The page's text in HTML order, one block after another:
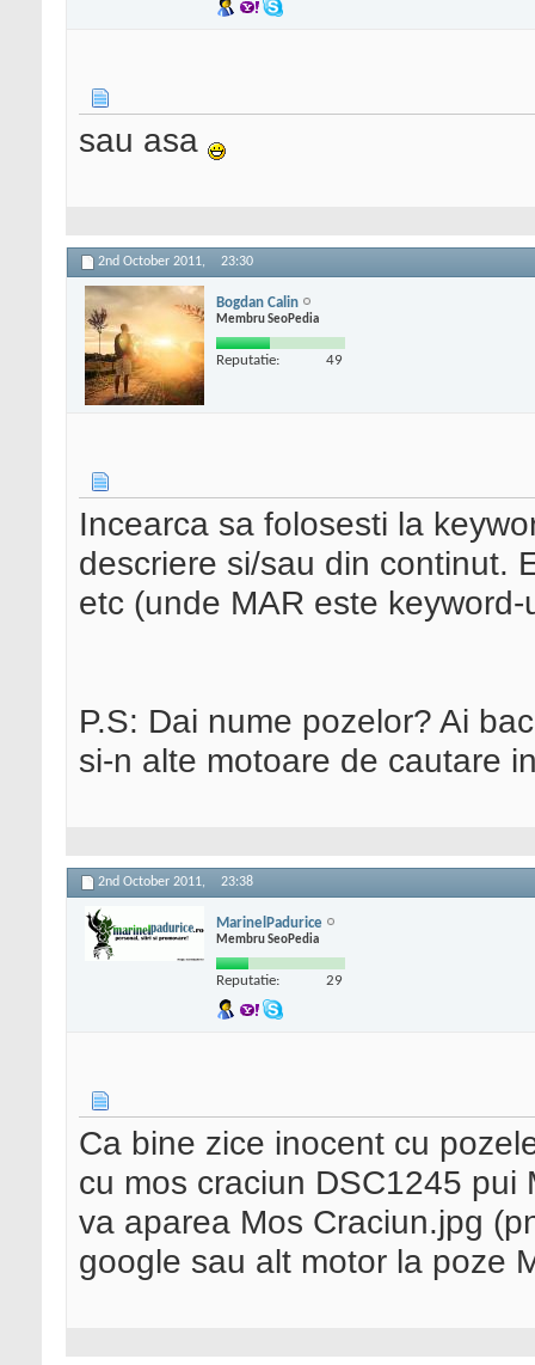
sau asa
2nd October 2011, 23:30
Bogdan Calin
Membru SeoPedia
Reputatie: 49
Incearca sa folosesti la
descriere si/sau din continut.
etc (unde MAR este keyword-
P.S: Dai nume pozelor? Ai
si-n alte motoare de cautare
2nd October 2011, 23:38
MarinelPadurice
Membru SeoPedia
Reputatie: 29
Ca bine zice inocent cu
cu mos craciun DSC1245
va aparea Mos Craciun.jpg
google sau alt motor la poze